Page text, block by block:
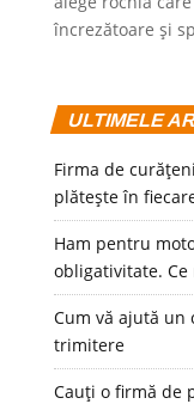
încrezătoare și
ULTIMELE
Firma de
plătește în
Ham pentru
obligativitate.
Cum vă ajută un
trimitere
Cauți o firmă de